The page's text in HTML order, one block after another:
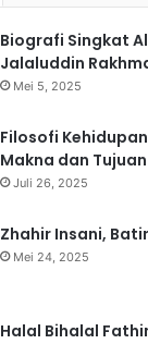
Biografi Singkat
Jalaluddin
Mei 5, 2025
Filosofi
Makna dan
Juli 26, 2025
Zhahir Insani,
Mei 24, 2025
Halal Bihalal